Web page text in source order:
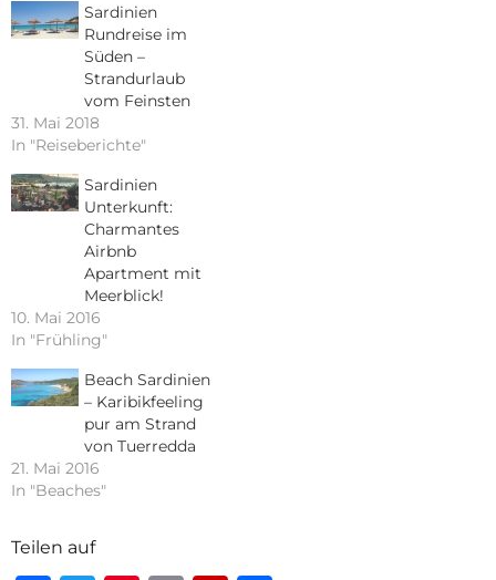
Sardinien
Rundreise im
Süden –
Strandurlaub
vom Feinsten
31. Mai 2018
In "Reiseberichte"
Sardinien
Unterkunft:
Charmantes
Airbnb
Apartment mit
Meerblick!
10. Mai 2016
In "Frühling"
Beach Sardinien
– Karibikfeeling
pur am Strand
von Tuerredda
21. Mai 2016
In "Beaches"
Teilen auf